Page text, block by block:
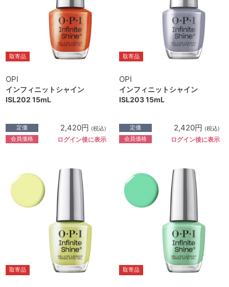
取寄品
OPI
インフィニットシャイン
ISL202 15mL
定価 2,420円 (税込)
会員価格 ログイン後に表示
取寄品
OPI
インフィニットシャイン
ISL203 15mL
定価 2,420円 (税込)
会員価格 ログイン後に表示
取寄品 取寄品